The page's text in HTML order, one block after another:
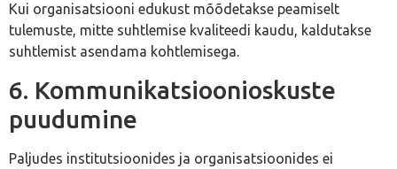
Kui organisatsiooni edukust mõõdetakse peamiselt
tulemuste, mitte suhtlemise kvaliteedi kaudu, kaldutakse
suhtlemist asendama kohtlemisega.
6. Kommunikatsioonioskuste
puudumine
Paljudes institutsioonides ja organisatsioonides ei